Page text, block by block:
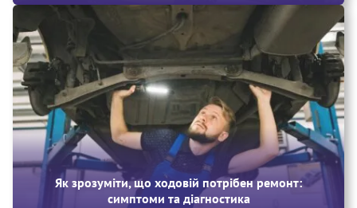
Як зрозуміти, що ходовій потрібен ремонт:
симптоми та діагностика